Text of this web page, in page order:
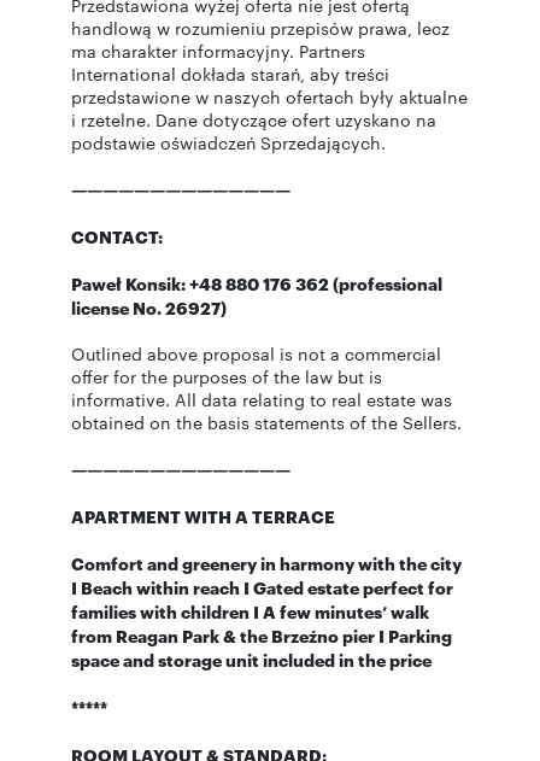
Przedstawiona wyżej oferta nie jest ofertą
handlową w rozumieniu przepisów prawa, lecz
ma charakter informacyjny. Partners
International dokłada starań, aby treści
przedstawione w naszych ofertach były aktualne
i rzetelne. Dane dotyczące ofert uzyskano na
podstawie oświadczeń Sprzedających.
——————————————
CONTACT:
Paweł Konsik: +48 880 176 362 (professional
license No. 26927)
Outlined above proposal is not a commercial
offer for the purposes of the law but is
informative. All data relating to real estate was
obtained on the basis statements of the Sellers.
——————————————
APARTMENT WITH A TERRACE
Comfort and greenery in harmony with the city
I Beach within reach I Gated estate perfect for
families with children I A few minutes’ walk
from Reagan Park & the Brzeźno pier I Parking
space and storage unit included in the price
*****
ROOM LAYOUT & STANDARD: